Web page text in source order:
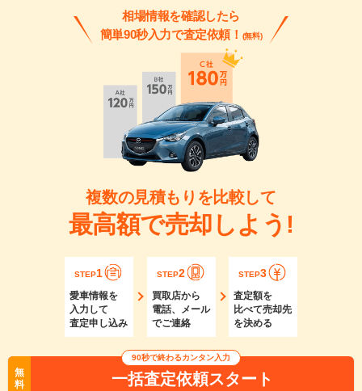
相場情報を確認したら
簡単90秒入力で査定依頼！ (無料)
複数の見積もりを比較して
最高額で売却しよう!
STEP1
愛車情報を
入力して
査定申し込み
STEP2
買取店から
電話、メール
でご連絡
STEP3
査定額を
比べて売却先
を決める
無
料
90秒で終わるカンタン入力
一括査定依頼スタート